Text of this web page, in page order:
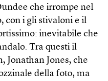
che irrompe nel
con i gli stivaloni e il
inevitabile che
Tra questi il
Jonathan Jones, che
della foto, ma